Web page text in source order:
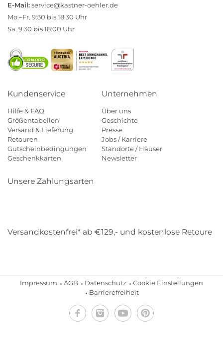
E-Mail:service@kastner-oehler.de
Mo.–Fr. 9:30 bis 18:30 Uhr
Sa. 9:30 bis 18:00 Uhr
Kundenservice
Hilfe & FAQ
Größentabellen
Versand & Lieferung
Retouren
Gutscheinbedingungen
Geschenkkarten
Unternehmen
Über uns
Geschichte
Presse
Jobs / Karriere
Standorte / Häuser
Newsletter
Unsere Zahlungsarten
Versandkostenfrei* ab €129,- und kostenlose Retoure
Impressum AGB Datenschutz
Cookie Einstellungen
Barrierefreiheit